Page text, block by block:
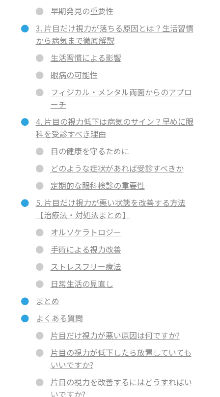
早期発見の重要性
3. 片目だけ視力が落ちる原因とは？生活習慣
から病気まで徹底解説
生活習慣による影響
眼病の可能性
フィジカル・メンタル両面からのアプロ
ーチ
4. 片目の視力低下は病気のサイン？早めに眼
科を受診すべき理由
目の健康を守るために
どのような症状があれば受診すべきか
定期的な眼科検診の重要性
5. 片目だけ視力が悪い状態を改善する方法
【治療法・対処法まとめ】
オルソケラトロジー
手術による視力改善
ストレスフリー療法
日常生活の見直し
まとめ
よくある質問
片目だけ視力が悪い原因は何ですか?
片目の視力が低下したら放置していても
いいですか?
片目の視力を改善するにはどうすればい
いですか?